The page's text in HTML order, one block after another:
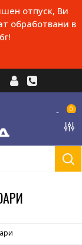
отпуск, Ви
обработвани в
0